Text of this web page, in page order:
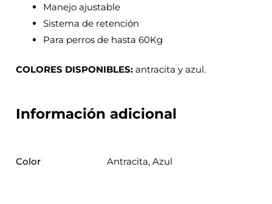
Manejo ajustable
Sistema de retención
Para perros de hasta 60Kg
COLORES DISPONIBLES:antracita y azul.
Información adicional
Color Antracita, Azul